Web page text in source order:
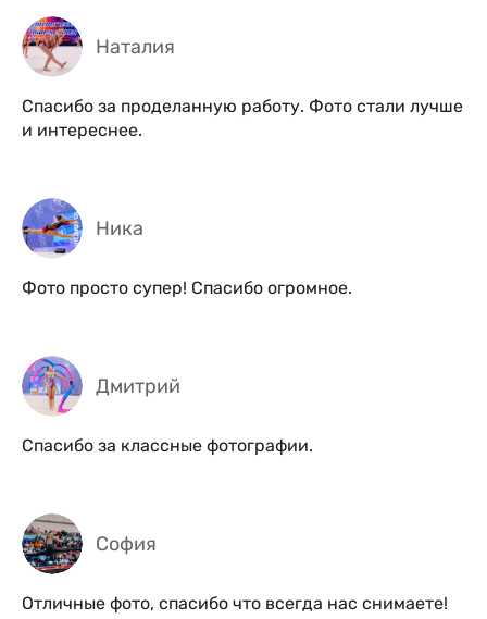
Наталия
Спасибо за проделанную работу. Фото стали лучше
и интереснее.
Ника
Фото просто супер! Спасибо огромное.
Дмитрий
Спасибо за классные фотографии.
София
Отличные фото, спасибо что всегда нас снимаете!